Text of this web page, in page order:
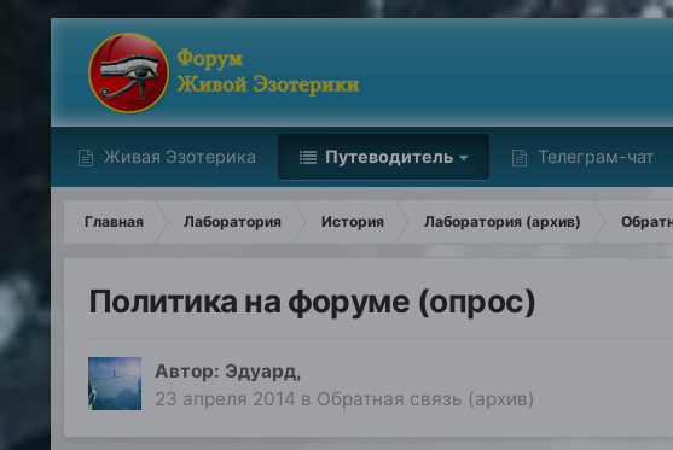
Живая Эзотерика Путеводитель Телеграм-чат
Главная Лаборатория История Лаборатория (архив)
Политика на форуме (опрос)
Автор: Эдуард,
23 апреля 2014 в Обратная связь (архив)